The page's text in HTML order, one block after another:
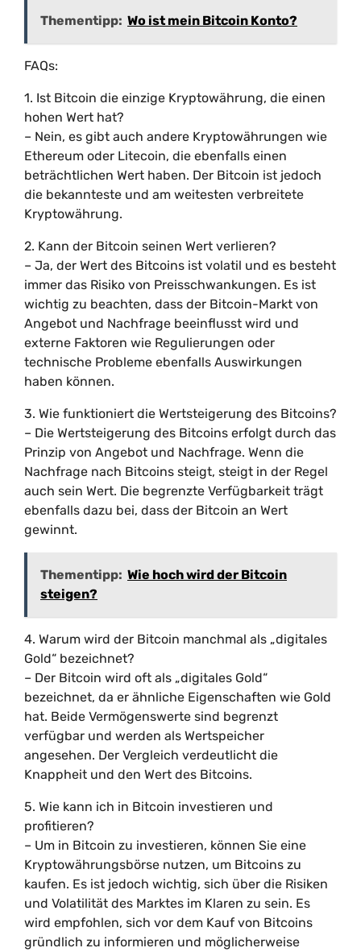
Thementipp: Wo ist mein Bitcoin Konto?
FAQs:
1. Ist Bitcoin die einzige Kryptowährung, die einen
hohen Wert hat?
– Nein, es gibt auch andere Kryptowährungen wie
Ethereum oder Litecoin, die ebenfalls einen
beträchtlichen Wert haben. Der Bitcoin ist jedoch
die bekannteste und am weitesten verbreitete
Kryptowährung.
2. Kann der Bitcoin seinen Wert verlieren?
– Ja, der Wert des Bitcoins ist volatil und es besteht
immer das Risiko von Preisschwankungen. Es ist
wichtig zu beachten, dass der Bitcoin-Markt von
Angebot und Nachfrage beeinflusst wird und
externe Faktoren wie Regulierungen oder
technische Probleme ebenfalls Auswirkungen
haben können.
3. Wie funktioniert die Wertsteigerung des Bitcoins?
– Die Wertsteigerung des Bitcoins erfolgt durch das
Prinzip von Angebot und Nachfrage. Wenn die
Nachfrage nach Bitcoins steigt, steigt in der Regel
auch sein Wert. Die begrenzte Verfügbarkeit trägt
ebenfalls dazu bei, dass der Bitcoin an Wert
gewinnt.
Thementipp: Wie hoch wird der Bitcoin
steigen?
4. Warum wird der Bitcoin manchmal als „digitales
Gold“ bezeichnet?
– Der Bitcoin wird oft als „digitales Gold“
bezeichnet, da er ähnliche Eigenschaften wie Gold
hat. Beide Vermögenswerte sind begrenzt
verfügbar und werden als Wertspeicher
angesehen. Der Vergleich verdeutlicht die
Knappheit und den Wert des Bitcoins.
5. Wie kann ich in Bitcoin investieren und
profitieren?
– Um in Bitcoin zu investieren, können Sie eine
Kryptowährungsbörse nutzen, um Bitcoins zu
kaufen. Es ist jedoch wichtig, sich über die Risiken
und Volatilität des Marktes im Klaren zu sein. Es
wird empfohlen, sich vor dem Kauf von Bitcoins
gründlich zu informieren und möglicherweise